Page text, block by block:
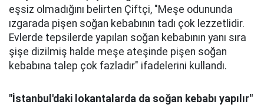
eşsiz olmadığını belirten Çiftçi, "Meşe odununda
ızgarada pişen soğan kebabının tadı çok lezzetlidir.
Evlerde tepsilerde yapılan soğan kebabının yanı sıra
şişe dizilmiş halde meşe ateşinde pişen soğan
kebabına talep çok fazladır" ifadelerini kullandı.
"İstanbul'daki lokantalarda da soğan kebabı yapılır"